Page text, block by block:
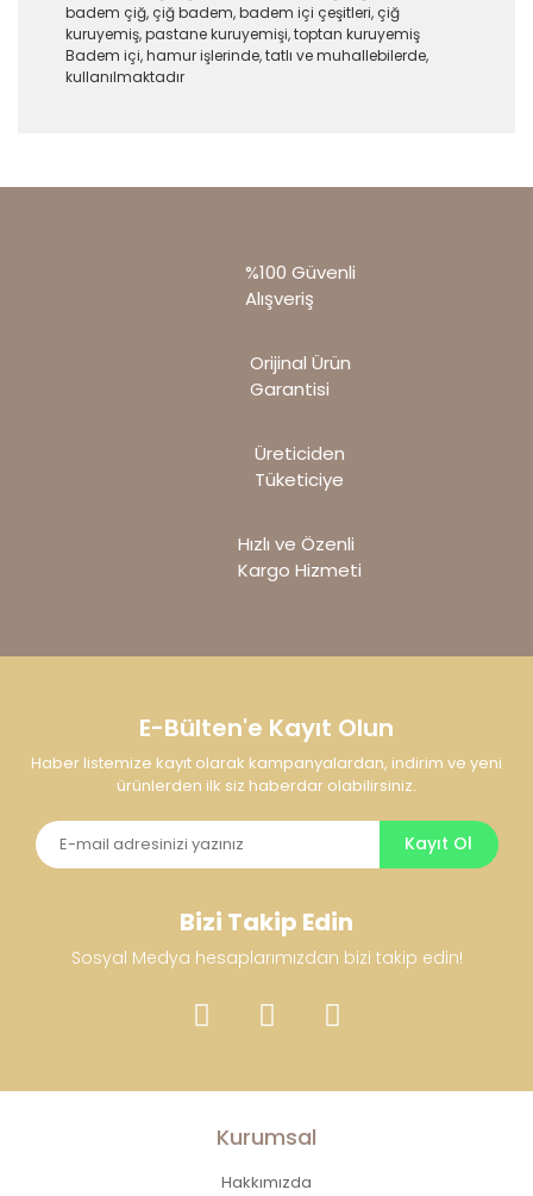
badem çiğ, çiğ badem, badem içi çeşitleri, çiğ
kuruyemiş, pastane kuruyemişi, toptan kuruyemiş
Badem içi, hamur işlerinde, tatlı ve muhallebilerde,
kullanılmaktadır
gördüğünüz noktaları öneri formunu kullanarak
Ürün resmi kalitesiz, bozuk veya
görüntülenemiyor.
Ürün bilgilerinde hatalar bulunuyor.
Bu ürüne benzer farklı alternatifler olmalı.
%100 Güvenli
Alışveriş
Orijinal Ürün
Garantisi
Üreticiden
Tüketiciye
Hızlı ve Özenli
Kargo Hizmeti
E-Bülten'e Kayıt Olun
Haber listemize kayıt olarak kampanyalardan, indirim ve yeni
ürünlerden ilk siz haberdar olabilirsiniz.
Kayıt Ol
Bizi Takip Edin
Sosyal Medya hesaplarımızdan bizi takip edin!
Kurumsal
Hakkımızda